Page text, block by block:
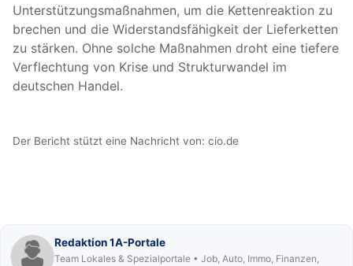
Unterstützungsmaßnahmen, um die Kettenreaktion zu
brechen und die Widerstandsfähigkeit der Lieferketten
zu stärken. Ohne solche Maßnahmen droht eine tiefere
Verflechtung von Krise und Strukturwandel im
deutschen Handel.
Der Bericht stützt eine Nachricht von: cio.de
Redaktion 1A-Portale
Team Lokales & Spezialportale • Job, Auto, Immo, Finanzen,